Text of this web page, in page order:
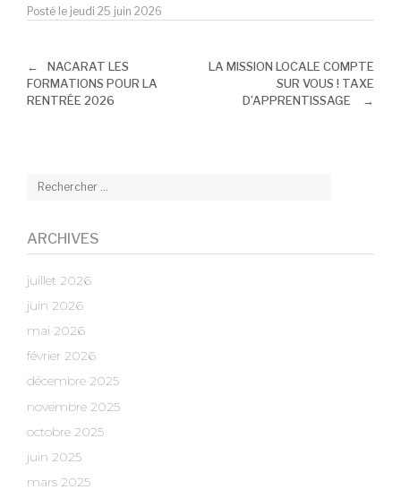
Posté le jeudi 25 juin 2026
NAVIGATION
L’ARTICLE
NACARAT LES
FORMATIONS POUR LA
RENTRÉE 2026
LA MISSION LOCALE COMPTE
SUR VOUS ! TAXE
D’APPRENTISSAGE
ARCHIVES
juillet 2026
juin 2026
mai 2026
février 2026
décembre 2025
novembre 2025
octobre 2025
juin 2025
mars 2025